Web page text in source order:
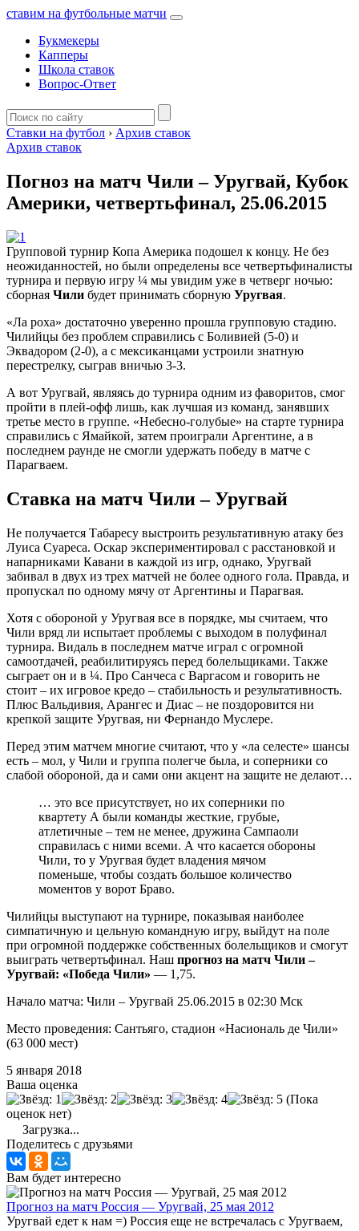
ставим на футбольные матчи
Букмекеры
Капперы
Школа ставок
Вопрос-Ответ
Ставки на футбол › Архив ставок
Архив ставок
Погноз на матч Чили – Уругвай, Кубок
Америки, четвертьфинал, 25.06.2015
Групповой турнир Копа Америка подошел к концу. Не без
неожиданностей, но были определены все четвертьфиналисты
турнира и первую игру ¼ мы увидим уже в четверг ночью:
сборная Чили будет принимать сборную Уругвая.
«Ла роха» достаточно уверенно прошла групповую стадию.
Чилийцы без проблем справились с Боливией (5-0) и
Эквадором (2-0), а с мексиканцами устроили знатную
перестрелку, сыграв вничью 3-3.
А вот Уругвай, являясь до турнира одним из фаворитов, смог
пройти в плей-офф лишь, как лучшая из команд, занявших
третье место в группе. «Небесно-голубые» на старте турнира
справились с Ямайкой, затем проиграли Аргентине, а в
последнем раунде не смогли удержать победу в матче с
Парагваем.
Ставка на матч Чили – Уругвай
Не получается Табаресу выстроить результативную атаку без
Луиса Суареса. Оскар экспериментировал с расстановкой и
напарниками Кавани в каждой из игр, однако, Уругвай
забивал в двух из трех матчей не более одного гола. Правда, и
пропускал по одному мячу от Аргентины и Парагвая.
Хотя с обороной у Уругвая все в порядке, мы считаем, что
Чили вряд ли испытает проблемы с выходом в полуфинал
турнира. Видаль в последнем матче играл с огромной
самоотдачей, реабилитируясь перед болельщиками. Также
сыграет он и в ¼. Про Санчеса с Варгасом и говорить не
стоит – их игровое кредо – стабильность и результативность.
Плюс Вальдивия, Арангес и Диас – не поздоровится ни
крепкой защите Уругвая, ни Фернандо Муслере.
Перед этим матчем многие считают, что у «ла селесте» шансы
есть – мол, у Чили и группа полегче была, и соперники со
слабой обороной, да и сами они акцент на защите не делают…
… это все присутствует, но их соперники по
квартету А были команды жесткие, грубые,
атлетичные – тем не менее, дружина Сампаоли
справилась с ними всеми. А что касается обороны
Чили, то у Уругвая будет владения мячом
поменьше, чтобы создать большое количество
моментов у ворот Браво.
Чилийцы выступают на турнире, показывая наиболее
симпатичную и цельную командную игру, выйдут на поле
при огромной поддержке собственных болельщиков и смогут
выиграть четвертьфинал. Наш прогноз на матч Чили –
Уругвай: «Победа Чили» — 1,75.
Начало матча: Чили – Уругвай 25.06.2015 в 02:30 Мск
Место проведения: Сантьяго, стадион «Насиональ де Чили»
(63 000 мест)
5 января 2018
Ваша оценка
(Пока
оценок нет)
Загрузка...
Поделитесь с друзьями
Вам будет интересно
Прогноз на матч Россия — Уругвай, 25 мая 2012
Уругвай едет к нам =) Россия еще не встречалась с Уругваем,